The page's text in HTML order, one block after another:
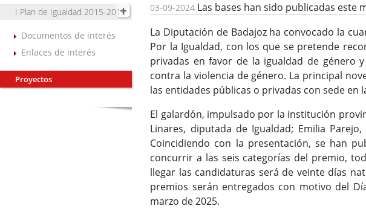
I Plan de Igualdad 2015-2019
Documentos de interés
Enlaces de interés
Proyectos
03-09-2024 Las bases han sido publicadas este
La Diputación de Badajoz ha convocado la
Por la Igualdad, con los que se pretende
privadas en favor de la igualdad de género
contra la violencia de género. La principal
las entidades públicas o privadas con sede en
El galardón, impulsado por la institución
Linares, diputada de Igualdad; Emilia
Coincidiendo con la presentación, se han
concurrir a las seis categorías del premio,
llegar las candidaturas será de veinte días
premios serán entregados con motivo del
marzo de 2025.